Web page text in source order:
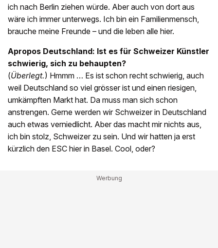
ich nach Berlin ziehen würde. Aber auch von dort aus
wäre ich immer unterwegs. Ich bin ein Familienmensch,
brauche meine Freunde – und die leben alle hier.
Apropos Deutschland: Ist es für Schweizer Künstler
schwierig, sich zu behaupten?
(Überlegt.) Hmmm … Es ist schon recht schwierig, auch
weil Deutschland so viel grösser ist und einen riesigen,
umkämpften Markt hat. Da muss man sich schon
anstrengen. Gerne werden wir Schweizer in Deutschland
auch etwas verniedlicht. Aber das macht mir nichts aus,
ich bin stolz, Schweizer zu sein. Und wir hatten ja erst
kürzlich den ESC hier in Basel. Cool, oder?